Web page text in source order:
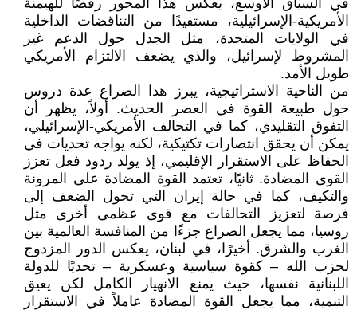
في السياق الأوسع، يعكس هذا المحور رفضًا للهيمنة
الأمريكية-الإسرائيلية، مستفيدًا من التناقضات الداخلية
في الولايات المتحدة، مثل الجدل حول الدعم غير
المشروط لإسرائيل، والذي يضعف الالتزام الأمريكي
طويل الأمد.
من الناحية الاستراتيجية، يبرز هذا الصراع عدة دروس
حول طبيعة القوة في العصر الحديث. أولاً، يظهر أن
التفوق التقليدي، كما في التحالف الأمريكي-الإسرائيلي،
يمكن أن يحقق انتصارات تكتيكية، لكنه يواجه تحديات في
الحفاظ على الاستقرار الإقليمي، إذ يولد ردود فعل تعزز
القوى المضادة. ثانيًا، تعتمد القوة المضادة على المرونة
والتكيف، كما في حالة إيران التي تحول الضعف إلى
فرصة لتعزيز التحالفات مع قوى عظمى أخرى مثل
روسيا، مما يجعل الصراع جزءًا من المنافسة العالمية بين
الغرب والشرق. أخيرًا، في لبنان، يعكس الدور المزدوج
لحزب الله – كقوة سياسية وعسكرية – تحديًا للدولة
اللبنانية نفسها، حيث يمنع الانهيار الكامل لكن يعيق
التنمية، مما يجعل القوة المضادة عاملاً في الاستقرار